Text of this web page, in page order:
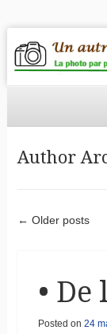
Un
Un site
Author
Post
← Older posts
•
Posted on 24